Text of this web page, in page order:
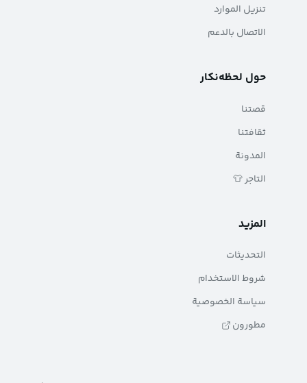
تنزيل الموارد
الاتصال بالدعم
حول لحظه‌نکار
قصتنا
ثقافتنا
المدونة
التاجر 👕
المزيد
التحديثات
شروط الاستخدام
سياسة الخصوصية
مطورون